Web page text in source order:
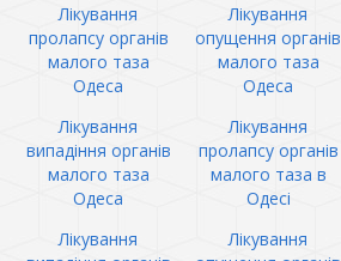
Лікування
пролапсу органів
малого таза
Одеса
Лікування
опущення органів
малого таза
Одеса
Лікування
випадіння органів
малого таза
Одеса
Лікування
пролапсу органів
малого таза в
Одесі
Лікування
Лікування